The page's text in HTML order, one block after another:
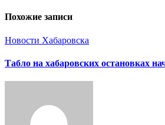
Похожие записи
Новости Хабаровска
Табло на хабаровских остановках